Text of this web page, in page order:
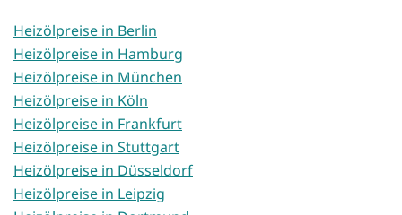
Heizölpreise in Berlin
Heizölpreise in Hamburg
Heizölpreise in München
Heizölpreise in Köln
Heizölpreise in Frankfurt
Heizölpreise in Stuttgart
Heizölpreise in Düsseldorf
Heizölpreise in Leipzig